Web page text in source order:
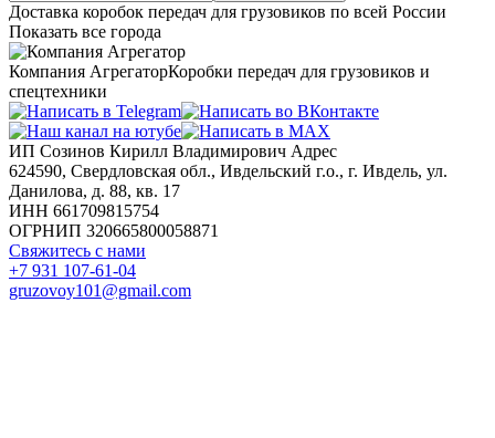
Доставка коробок передач для грузовиков по всей России
Показать все города
Компания АгрегаторКоробки передач для грузовиков и
спецтехники
ИП Созинов Кирилл Владимирович Адрес
624590, Свердловская обл., Ивдельский г.о., г. Ивдель, ул.
Данилова, д. 88, кв. 17
ИНН 661709815754
ОГРНИП 320665800058871
Свяжитесь с нами
+7 931 107-61-04
gruzovoy101@gmail.com